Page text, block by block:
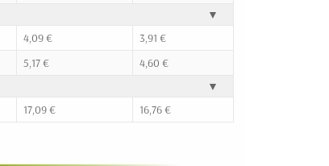
▼
4,09 €
3,91 €
5,17 €
4,60 €
▼
17,09 € 16,76 €